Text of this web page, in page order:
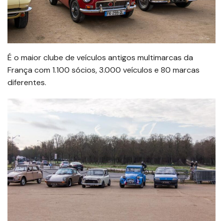
É o maior clube de veículos antigos multimarcas da
França com 1.100 sócios, 3.000 veículos e 80 marcas
diferentes.